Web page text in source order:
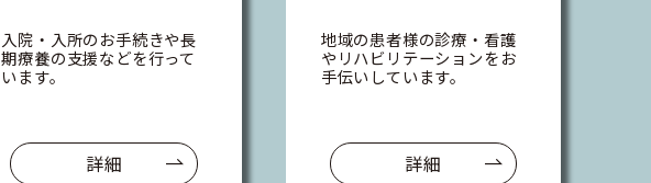
入院・入所のお手続きや長
期療養の支援などを行って
います。
詳細
地域の患者様の診療・看護
やリハビリテーションをお
手伝いしています。
詳細